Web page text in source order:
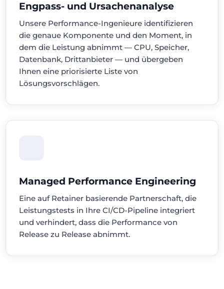
Engpass- und Ursachenanalyse
Unsere Performance-Ingenieure identifizieren
die genaue Komponente und den Moment, in
dem die Leistung abnimmt — CPU, Speicher,
Datenbank, Drittanbieter — und übergeben
Ihnen eine priorisierte Liste von
Lösungsvorschlägen.
Managed Performance Engineering
Eine auf Retainer basierende Partnerschaft, die
Leistungstests in Ihre CI/CD-Pipeline integriert
und verhindert, dass die Performance von
Release zu Release abnimmt.